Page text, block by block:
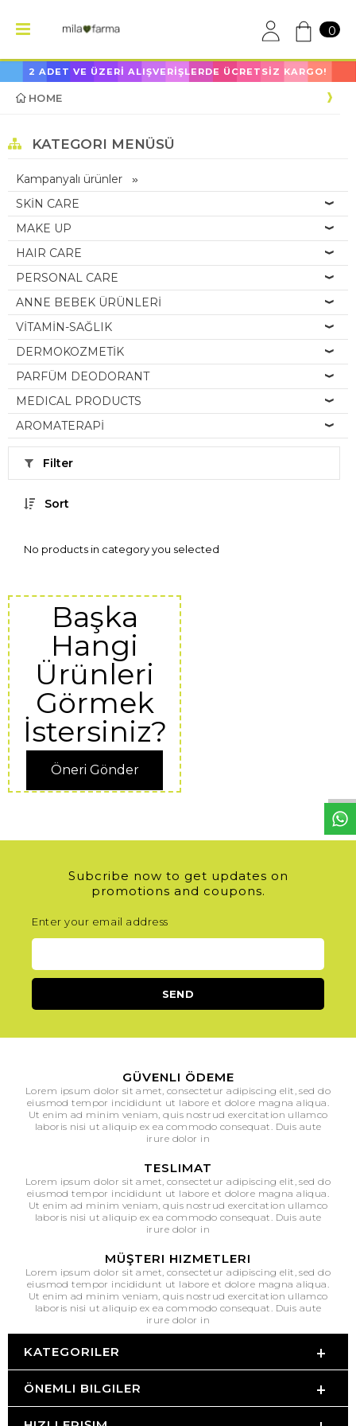
0
2 ADET VE ÜZERİ ALIŞVERİŞLERDE ÜCRETSİZ KARGO!
HOME
KATEGORI MENÜSÜ
Kampanyalı ürünler
SKİN CARE
MAKE UP
HAIR CARE
PERSONAL CARE
ANNE BEBEK ÜRÜNLERİ
VİTAMİN-SAĞLIK
DERMOKOZMETİK
PARFÜM DEODORANT
MEDICAL PRODUCTS
AROMATERAPİ
Filter
Sort
No products in category you selected
Başka
Hangi
Ürünleri
Görmek
İstersiniz?
Öneri Gönder
Subcribe now to get updates on
promotions and coupons.
Enter your email address
GÜVENLI ÖDEME
Lorem ipsum dolor sit amet, consectetur adipiscing elit, sed do
eiusmod tempor incididunt ut labore et dolore magna aliqua.
Ut enim ad minim veniam, quis nostrud exercitation ullamco
laboris nisi ut aliquip ex ea commodo consequat. Duis aute
irure dolor in
TESLIMAT
Lorem ipsum dolor sit amet, consectetur adipiscing elit, sed do
eiusmod tempor incididunt ut labore et dolore magna aliqua.
Ut enim ad minim veniam, quis nostrud exercitation ullamco
laboris nisi ut aliquip ex ea commodo consequat. Duis aute
irure dolor in
MÜŞTERI HIZMETLERI
Lorem ipsum dolor sit amet, consectetur adipiscing elit, sed do
eiusmod tempor incididunt ut labore et dolore magna aliqua.
Ut enim ad minim veniam, quis nostrud exercitation ullamco
laboris nisi ut aliquip ex ea commodo consequat. Duis aute
irure dolor in
KATEGORILER
ÖNEMLI BILGILER